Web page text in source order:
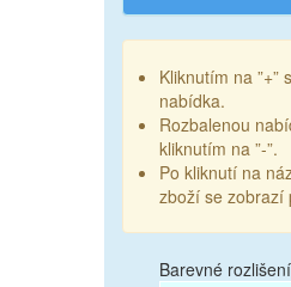
Kliknutím na ”+”
nabídka.
Rozbalenou
kliknutím na ”-”.
Po kliknutí na
zboží se zobrazí
Barevné